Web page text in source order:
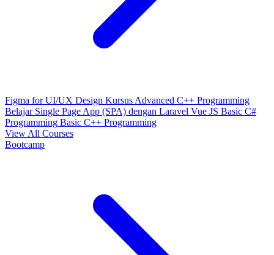
Figma for UI/UX Design Kursus Advanced C++ Programming
Belajar Single Page App (SPA) dengan Laravel Vue JS Basic C#
Programming Basic C++ Programming
View All Courses
Bootcamp